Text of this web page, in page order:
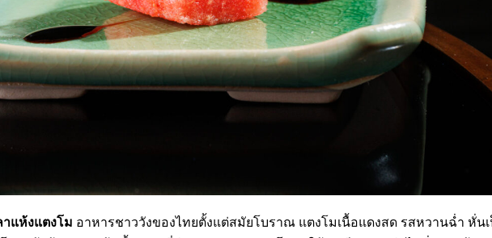
แห้งแตงโม อาหารชาววังของไทยตั้งแต่สมัยโบราณ แตงโมเนื้อแดงสด รสหวานฉ่ำ หั่น